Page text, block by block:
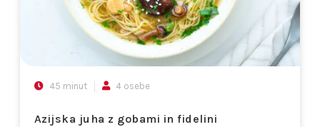
Azijska juha z gobami in fidelini
45 minut 4 osebe